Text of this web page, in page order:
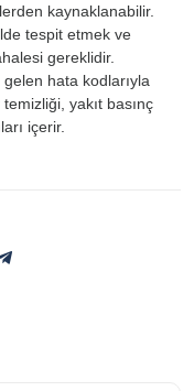
kaynaklanabilir.
tespit etmek ve
gereklidir.
hata kodlarıyla
yakıt basınç
içerir.